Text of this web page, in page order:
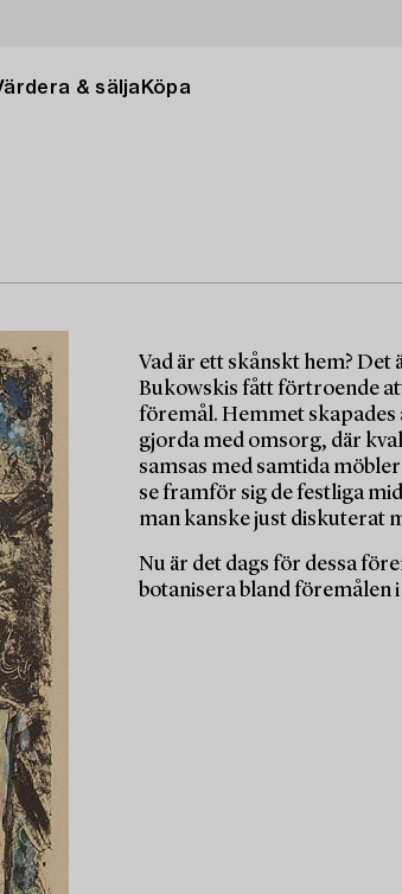
& sälja Köpa
Vad är ett skånskt hem? Det
Bukowskis fått förtroende
föremål. Hemmet skapades
gjorda med omsorg, där
samsas med samtida
se framför sig de festliga
man kanske just diskuterat
Nu är det dags för dessa
botanisera bland föremålen